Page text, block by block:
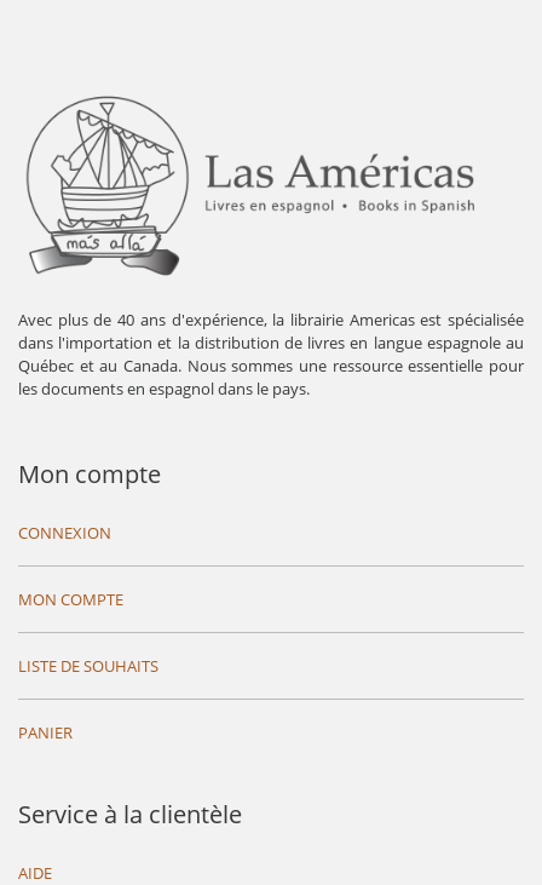
Avec plus de 40 ans d'expérience, la librairie Americas est spécialisée
dans l'importation et la distribution de livres en langue espagnole au
Québec et au Canada. Nous sommes une ressource essentielle pour
les documents en espagnol dans le pays.
Mon compte
CONNEXION
MON COMPTE
LISTE DE SOUHAITS
PANIER
Service à la clientèle
AIDE